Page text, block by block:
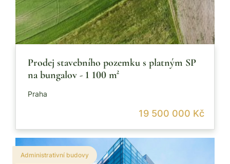
Prodej stavebního pozemku s platným SP
na bungalov - 1 100 m²
Praha
19 500 000 Kč
Administrativní budovy